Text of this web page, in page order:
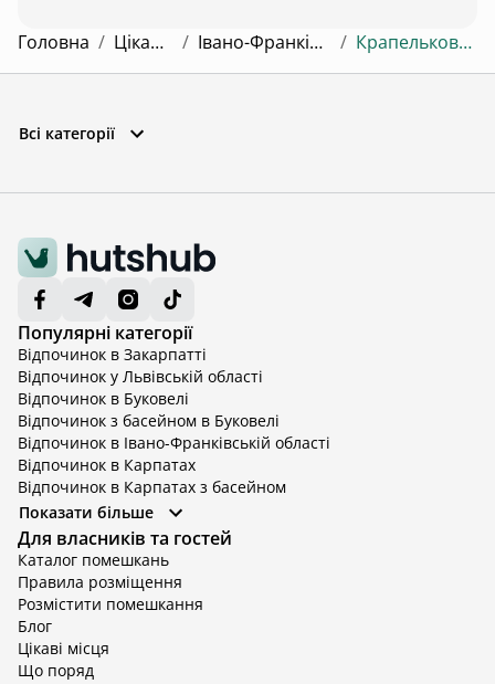
Головна / Цікаві місця / Івано-Франківська область / Крапельковий водоспад
Всі категорії
Популярні категорії
Відпочинок в Закарпатті
Відпочинок у Львівській області
Відпочинок в Буковелі
Відпочинок з басейном в Буковелі
Відпочинок в Івано-Франківській області
Відпочинок в Карпатах
Відпочинок в Карпатах з басейном
Відпочинок в Київській області
Відпочинок в Київській області з басейном
Відпочинок в Тернопільській області
Відпочинок у Вінницькій області
Відпочинок в Яремче
Відпочинок у Львівській області з басейном
Відпочинок з басейном в Тернопільській області
Показати більше
Для власників та гостей
Каталог помешкань
Правила розміщення
Розмістити помешкання
Блог
Цікаві місця
Що поряд